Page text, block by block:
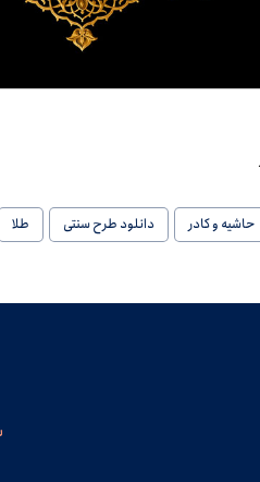
حاشیه و کادر دانلود طرح سنتی طلا